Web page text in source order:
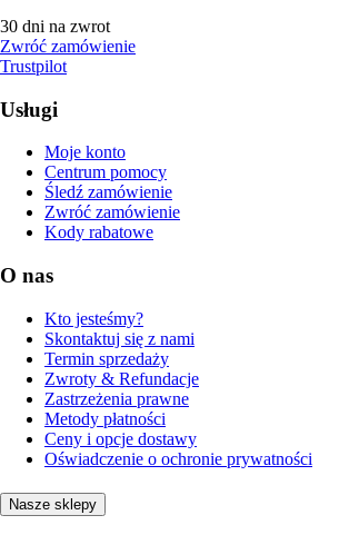
30 dni na zwrot
Zwróć zamówienie
Trustpilot
Usługi
Moje konto
Centrum pomocy
Śledź zamówienie
Zwróć zamówienie
Kody rabatowe
O nas
Kto jesteśmy?
Skontaktuj się z nami
Termin sprzedaży
Zwroty & Refundacje
Zastrzeżenia prawne
Metody płatności
Ceny i opcje dostawy
Oświadczenie o ochronie prywatności
Nasze sklepy